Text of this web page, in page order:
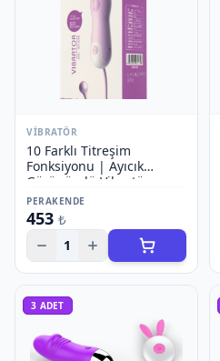
VIBRATÖR
10 Farklı Titreşim
Fonksiyonu | Ayıcık
Görünümlü Vibratör
PERAKENDE
453 ₺
1
3 ADET